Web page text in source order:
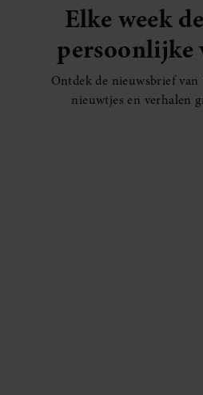
Elke week
persoonlijke
Ontdek de nieuwsbrief
nieuwtjes en verhalen